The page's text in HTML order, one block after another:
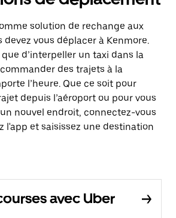
solution de rechange aux
devez vous déplacer à Kenmore.
d’interpeller un taxi dans la
des trajets à la
l’heure. Que ce soit pour
depuis l’aéroport ou pour vous
nouvel endroit, connectez-vous
l'app et saisissez une destination
avec Uber